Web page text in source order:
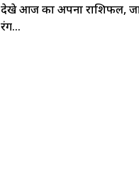
देखे आज का अपना राशिफल,
रंग…